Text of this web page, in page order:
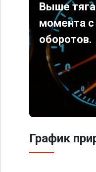
Выше
момента с
оборотов.
График